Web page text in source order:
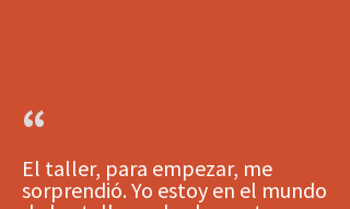
“
El taller, para empezar, me
sorprendió. Yo estoy en el mundo